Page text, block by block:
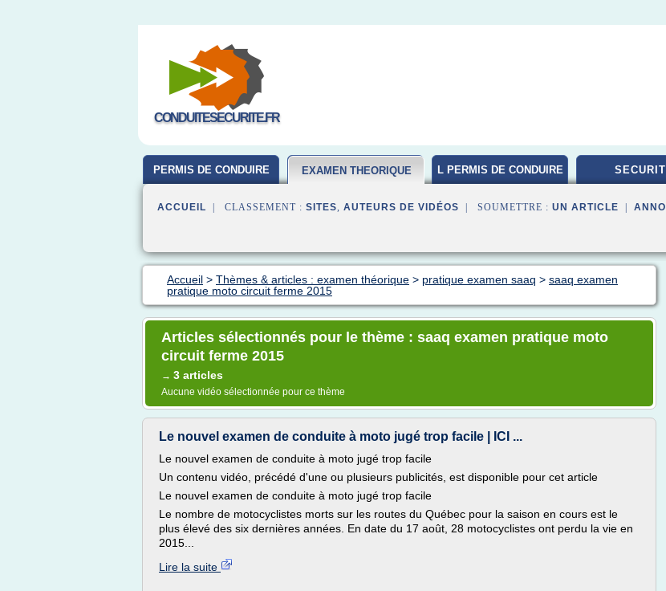
CONDUITESECURITE.FR
PERMIS DE CONDUIRE EXAMEN THEORIQUE L PERMIS DE CONDUIRE
ACCUEIL | CLASSEMENT : SITES, AUTEURS DE VIDÉOS | SOUMETTRE : UN ARTICLE
Accueil > Thèmes & articles : examen théorique > pratique examen saaq > saaq examen
pratique moto circuit ferme 2015
Articles sélectionnés pour le thème : saaq examen pratique moto
circuit ferme 2015
→ 3 articles
Aucune vidéo sélectionnée pour ce thème
Le nouvel examen de conduite à moto jugé trop facile | ICI ...
Le nouvel examen de conduite à moto jugé trop facile
Un contenu vidéo, précédé d'une ou plusieurs publicités, est disponible pour cet article
Le nouvel examen de conduite à moto jugé trop facile
Le nombre de motocyclistes morts sur les routes du Québec pour la saison en cours est le
plus élevé des six dernières années. En date du 17 août, 28 motocyclistes ont perdu la vie en
2015...
Lire la suite